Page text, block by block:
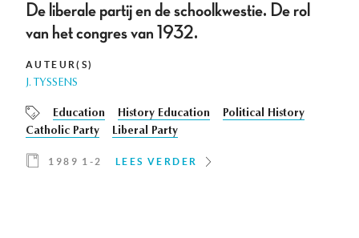
De liberale partij en de schoolkwestie. De rol
van het congres van 1932.
AUTEUR(S)
J. TYSSENS
Education History Education
Political History
Catholic Party
Liberal Party
1989 1-2 LEES VERDER